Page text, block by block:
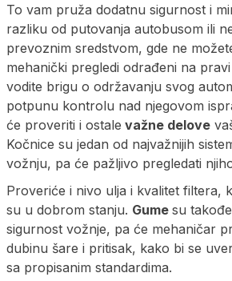
To vam pruža dodatnu sigurnost i
razliku od putovanja autobusom ili
prevoznim sredstvom, gde ne
mehanički pregledi odrađeni na
vodite brigu o održavanju svog
potpunu kontrolu nad njegovom
će proveriti i ostale važne delove
Kočnice su jedan od najvažnijih
vožnju, pa će pažljivo pregledati
Proveriće i nivo ulja i kvalitet filtera,
su u dobrom stanju. Gume su
sigurnost vožnje, pa će mehaničar
dubinu šare i pritisak, kako bi se
sa propisanim standardima.